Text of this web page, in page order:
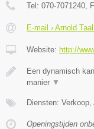
Tel: 070-7071240 ,
E-mail › Arnold
Website: http://
Een dynamisch
manier ▼
Diensten:
Openingstijden